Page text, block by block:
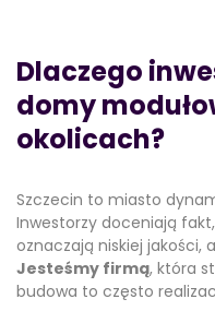
Dlaczego
domy
okolicach?
Szczecin to miasto
Inwestorzy doceniają
oznaczają niskiej jakości,
Jesteśmy firmą, która
budowa to często